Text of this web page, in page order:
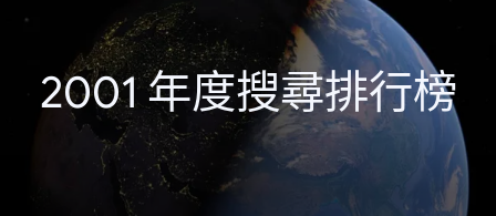
2001 年度搜尋排行榜